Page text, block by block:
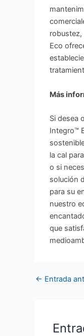
Eco
Más
Si desea
Integro™
la cal
o si
solución
para su
nuestro
que
← Entrada